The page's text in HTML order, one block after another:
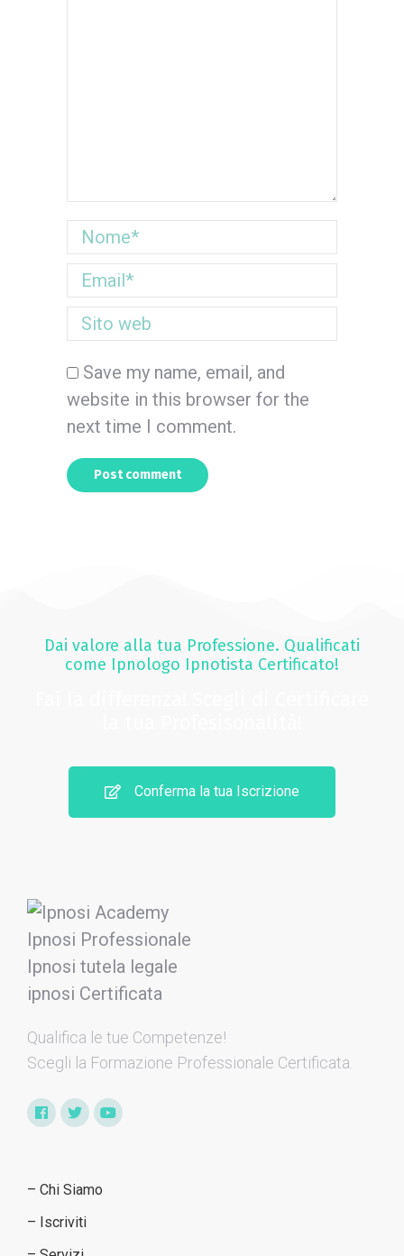
Nome *
Email *
Sito web
Save my name, email, and
website in this browser for the
next time I comment.
Post comment
Dai valore alla tua Professione. Qualificati
come Ipnologo Ipnotista Certificato!
Conferma la tua Iscrizione
Qualifica le tue Competenze​!
Scegli la Formazione Professionale Certificata.
– Chi Siamo
– Iscriviti